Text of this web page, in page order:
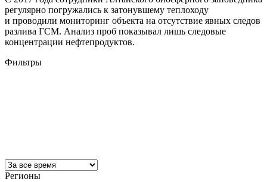
регулярно погружались к затонувшему теплоходу
и проводили мониторинг объекта на отсутствие явных следов
разлива ГСМ. Анализ проб показывал лишь следовые
концентрации нефтепродуктов.
Фильтры
Регионы